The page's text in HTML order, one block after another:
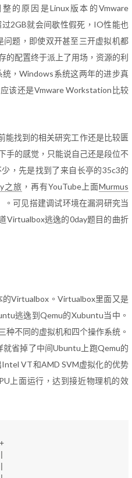
的原因是Linux版本的Vmware
2GB就会间歇性假死，IO性能也
题，即使双开甚至三开虚拟机都
的配置终于派上了用场，资源的利
，Windows系统这两年的进步真
该还是Vmware Workstation比较
能找到的相关研究工作还是比较匮
手的感觉，只能说自己还是段位不
，先是找到了来自长亭的35c3的
之旅 ，再有YouTube上面Murmus
。可见搭建调试环境在漏洞研究当
Virtualbox逃逸的0day题目的曲折
Virtualbox。Virtualbox里面又是
逃逸到Qemu的Xubuntu当中。
不同的虚拟机和四个操作系统。
就省掉了中间Ubuntu上跑Qemu的
VT和AMD SVM虚拟化的优势
上面运行，达到接近物理机的效